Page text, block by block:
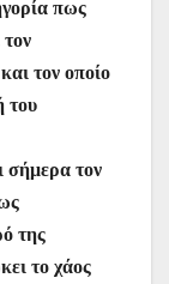
πως
τον οποίο
του
σήμερα τον
της
το χάος